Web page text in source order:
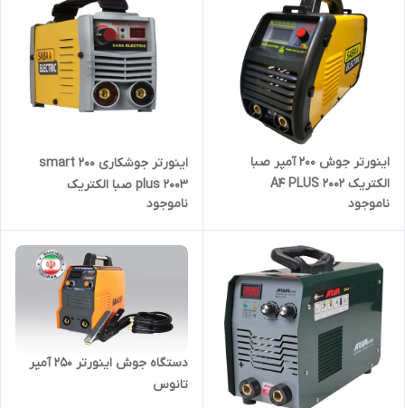
اینورتر جوش 200 آمپر صبا
الکتریک 2002 A4 PLUS
ناموجود
اینورتر جوشکاری 200 smart
plus 2003 صبا الکتریک
ناموجود
دستگاه جوش اینورتر 250 آمپر
تانوس